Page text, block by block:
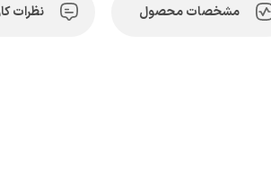
مشخصات محصول نظرات